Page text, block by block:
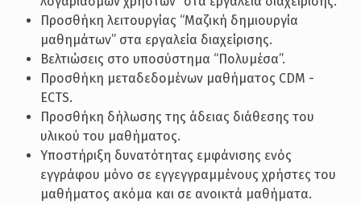
Προσθήκη λειτουργίας “Μαζική δημιουργία
μαθημάτων” στα εργαλεία διαχείρισης.
Βελτιώσεις στο υποσύστημα “Πολυμέσα”.
Προσθήκη μεταδεδομένων μαθήματος CDM -
ECTS.
Προσθήκη δήλωσης της άδειας διάθεσης του
υλικού του μαθήματος.
Υποστήριξη δυνατότητας εμφάνισης ενός
εγγράφου μόνο σε εγγεγγραμμένους χρήστες του
μαθήματος ακόμα και σε ανοικτά μαθήματα.